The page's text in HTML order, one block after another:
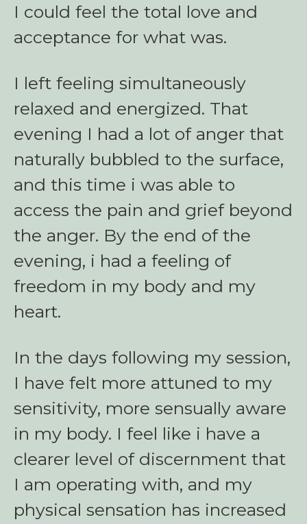
I could feel the total love and
acceptance for what was.
I left feeling simultaneously
relaxed and energized. That
evening I had a lot of anger that
naturally bubbled to the surface,
and this time i was able to
access the pain and grief beyond
the anger. By the end of the
evening, i had a feeling of
freedom in my body and my
heart.
In the days following my session,
I have felt more attuned to my
sensitivity, more sensually aware
in my body. I feel like i have a
clearer level of discernment that
I am operating with, and my
physical sensation has increased